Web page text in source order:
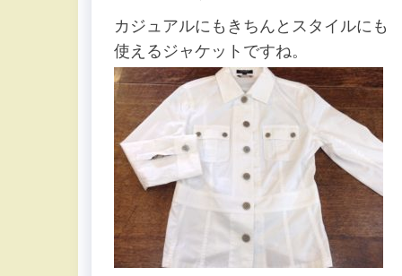
カジュアルにもきちんとスタイルにも
使えるジャケットですね。